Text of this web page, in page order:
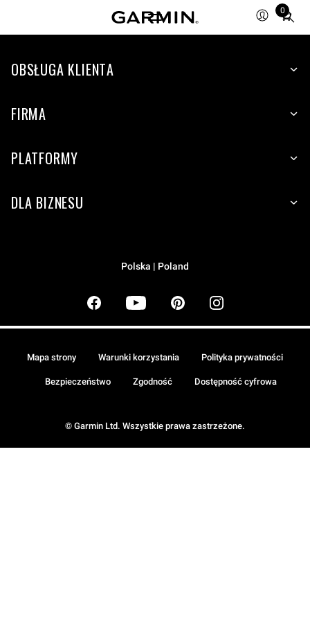
0
Total
items
cart:
OBSŁUGA KLIENTA
FIRMA
PLATFORMY
DLA BIZNESU
Polska | Poland
© Garmin Ltd. Wszystkie prawa zastrzeżone.
Mapa strony Warunki korzystania Polityka prywatności
Bezpieczeństwo Zgodność Dostępność cyfrowa